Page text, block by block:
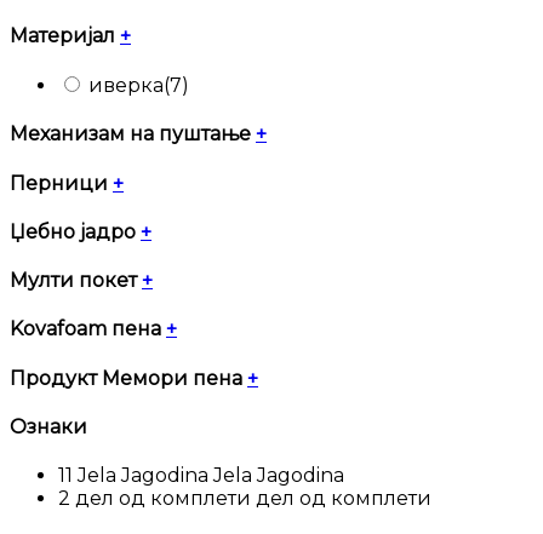
Материјал +
иверка(7)
Механизам на пуштање +
Перници +
Џебно јадро +
Мулти покет+
Kovafoam пена +
Продукт Мемори пена +
Ознаки
11 Jela JagodinaJela Jagodina
2 дел од комплети дел од комплети